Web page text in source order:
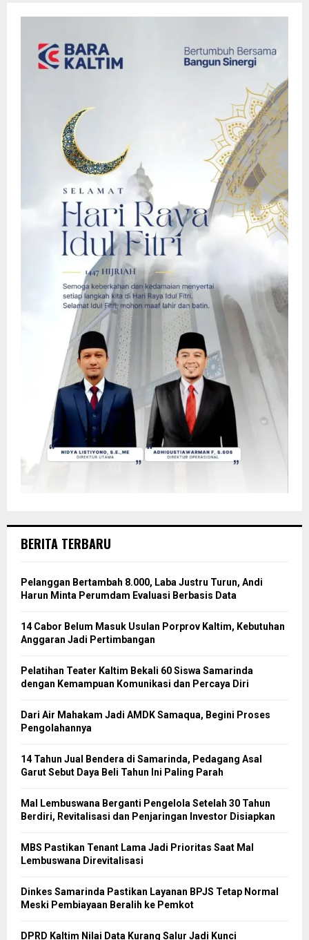
BERITA TERBARU
Pelanggan Bertambah 8.000, Laba Justru Turun, Andi
Harun Minta Perumdam Evaluasi Berbasis Data
14 Cabor Belum Masuk Usulan Porprov Kaltim, Kebutuhan
Anggaran Jadi Pertimbangan
Pelatihan Teater Kaltim Bekali 60 Siswa Samarinda
dengan Kemampuan Komunikasi dan Percaya Diri
Dari Air Mahakam Jadi AMDK Samaqua, Begini Proses
Pengolahannya
14 Tahun Jual Bendera di Samarinda, Pedagang Asal
Garut Sebut Daya Beli Tahun Ini Paling Parah
Mal Lembuswana Berganti Pengelola Setelah 30 Tahun
Berdiri, Revitalisasi dan Penjaringan Investor Disiapkan
MBS Pastikan Tenant Lama Jadi Prioritas Saat Mal
Lembuswana Direvitalisasi
Dinkes Samarinda Pastikan Layanan BPJS Tetap Normal
Meski Pembiayaan Beralih ke Pemkot
DPRD Kaltim Nilai Data Kurang Salur Jadi Kunci